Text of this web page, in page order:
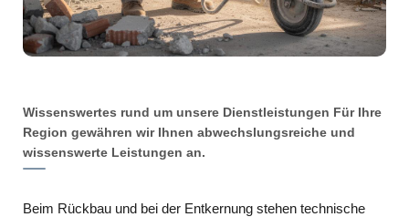
Wissenswertes rund um unsere Dienstleistungen Für Ihre
Region gewähren wir Ihnen abwechslungsreiche und
wissenswerte Leistungen an.
Beim Rückbau und bei der Entkernung stehen technische